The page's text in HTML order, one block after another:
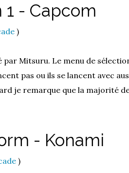
1 - Capcom
)
par Mitsuru. Le menu de
pas ou ils se lancent avec
je remarque que la majorité
- Konami
)